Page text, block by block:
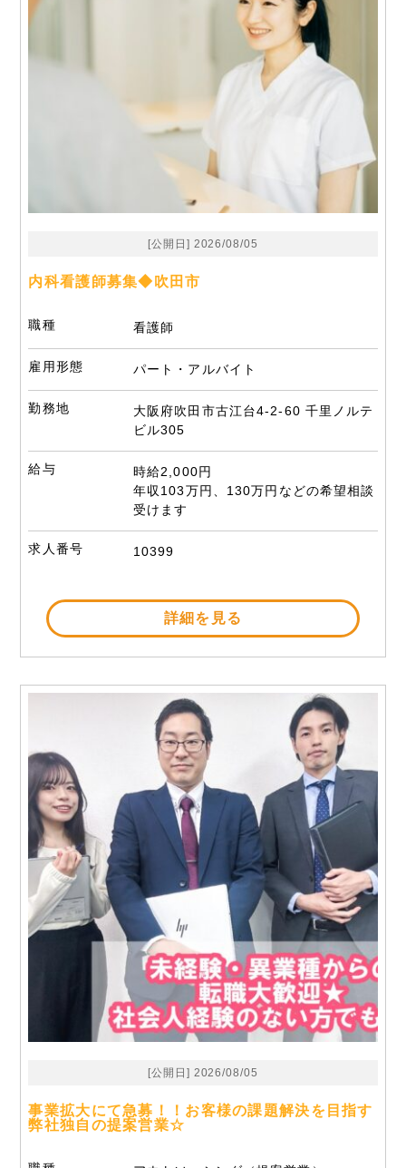
[公開日] 2026/08/05
内科看護師募集◆吹田市
職種 看護師
雇用形態 パート・アルバイト
勤務地
大阪府吹田市古江台4-2-60 千里ノルテ
ビル305
給与
時給2,000円
年収103万円、130万円などの希望相談
受けます
求人番号 10399
詳細を見る
[公開日] 2026/08/05
事業拡大にて急募！！お客様の課題解決を目指す
弊社独自の提案営業☆